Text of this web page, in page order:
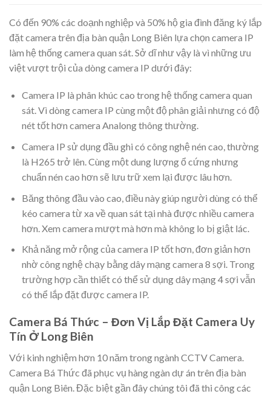
Có đến 90% các doạnh nghiệp và 50% hộ gia đình đăng ký lắp
đặt camera trên địa bàn quận Long Biên lựa chọn camera IP
làm hệ thống camera quan sát. Sở dĩ như vậy là vì những ưu
việt vượt trội của dòng camera IP dưới đây:
Camera IP là phân khúc cao trong hệ thống camera quan
sát. Vì dòng camera IP cùng một độ phân giải nhưng có độ
nét tốt hơn camera Analong thông thường.
Camera IP sử dụng đầu ghi có công nghệ nén cao, thường
là H265 trở lên. Cùng một dung lượng ổ cứng nhưng
chuẩn nén cao hơn sẽ lưu trữ xem lại được lâu hơn.
Băng thông đầu vào cao, điều này giúp người dùng có thể
kéo camera từ xa về quan sát tại nhà được nhiều camera
hơn. Xem camera mượt mà hơn mà không lo bị giật lác.
Khả năng mở rộng của camera IP tốt hơn, đơn giản hơn
nhờ công nghệ chạy bằng dây mạng camera 8 sợi. Trong
trường hợp cần thiết có thể sử dụng dây mạng 4 sợi vẫn
có thể lắp đặt được camera IP.
Camera Bá Thức – Đơn Vị Lắp Đặt Camera Uy
Tín Ở Long Biên
Với kinh nghiệm hơn 10 năm trong ngành CCTV Camera.
Camera Bá Thức đã phục vụ hàng ngàn dự án trên địa bàn
quận Long Biên. Đặc biệt gần đây chúng tôi đã thi công các